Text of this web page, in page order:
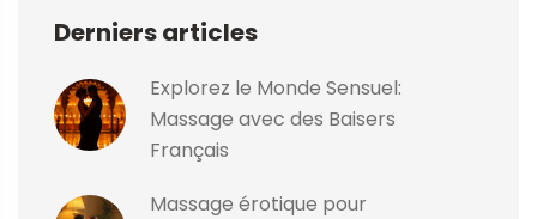
Derniers articles
Explorez le Monde Sensuel:
Massage avec des Baisers
Français
Massage érotique pour